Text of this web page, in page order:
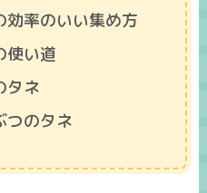
効率のいい集め方
使い道
タネ
つのタネ